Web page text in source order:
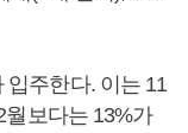
입주한다. 이는 11
월보다는 13%가